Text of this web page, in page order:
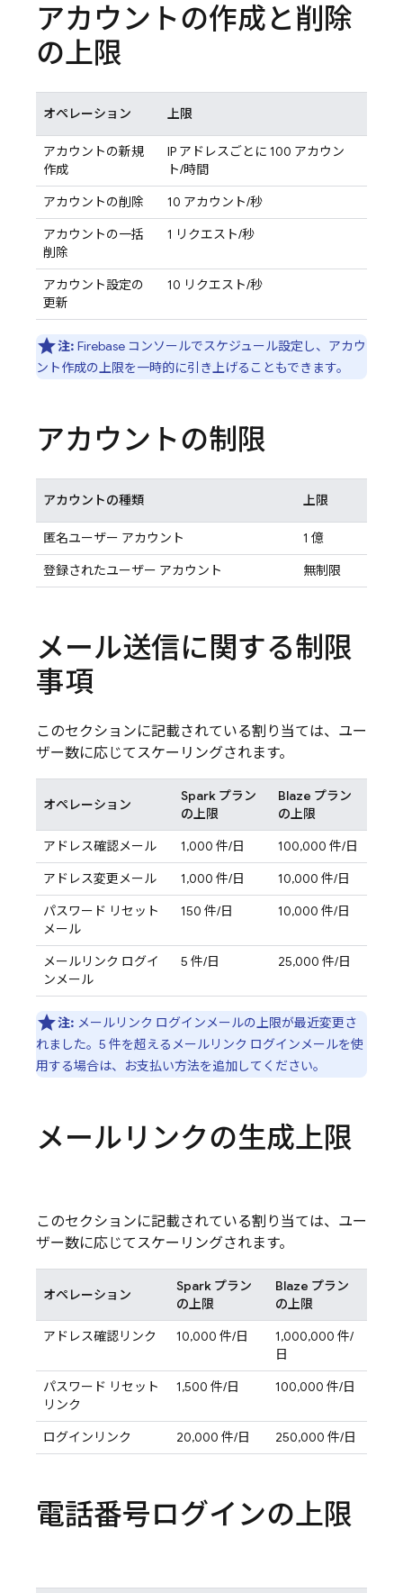
アカウントの作成と削除
の上限
オペレーション 上限
アカウントの新規
作成
IP アドレスごとに 100 アカウン
ト/時間
アカウントの削除
10 アカウント/秒
アカウントの一括
削除
1 リクエスト/秒
アカウント設定の
更新
10 リクエスト/秒
注: Firebaseコンソールでスケジュール設定し、アカウ
ント作成の上限を一時的に引き上げることもできます。
アカウントの制限
アカウントの種類 上限
匿名ユーザー アカウント
1 億
登録されたユーザー アカウント
無制限
メール送信に関する制限
事項
このセクションに記載されている割り当ては、ユー
ザー数に応じてスケーリングされます。
オペレーション
Spark プラン
の上限
Blaze プラン
の上限
アドレス確認メール
1,000 件/日
100,000 件/日
アドレス変更メール
1,000 件/日
10,000 件/日
パスワード リセット
メール
150 件/日 10,000 件/日
メールリンク ログイ
ンメール
5 件/日 25,000 件/日
注: メールリンク ログインメールの上限が最近変更さ
れました。5 件を超えるメールリンク ログインメールを使
用する場合は、お支払い方法を追加してください。
メールリンクの生成上限
このセクションに記載されている割り当ては、ユー
ザー数に応じてスケーリングされます。
オペレーション
Spark プラン
の上限
Blaze プラン
の上限
アドレス確認リンク
10,000 件/日
1,000,000 件/
日
パスワード リセット
リンク
1,500 件/日 100,000 件/日
ログインリンク 20,000 件/日 250,000 件/日
電話番号ログインの上限